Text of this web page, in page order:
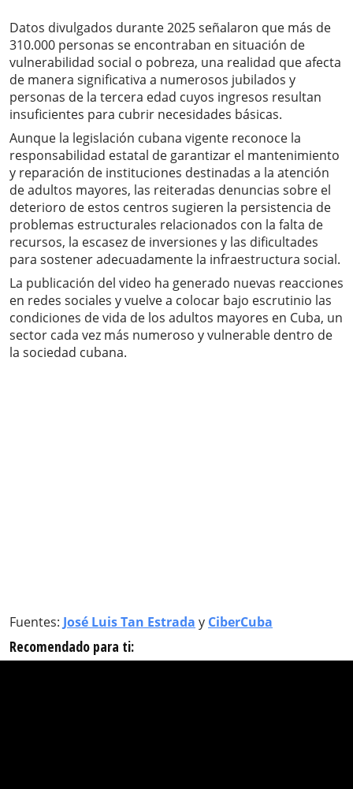
Datos divulgados durante 2025 señalaron que más de
310.000 personas se encontraban en situación de
vulnerabilidad social o pobreza, una realidad que afecta
de manera significativa a numerosos jubilados y
personas de la tercera edad cuyos ingresos resultan
insuficientes para cubrir necesidades básicas.
Aunque la legislación cubana vigente reconoce la
responsabilidad estatal de garantizar el mantenimiento
y reparación de instituciones destinadas a la atención
de adultos mayores, las reiteradas denuncias sobre el
deterioro de estos centros sugieren la persistencia de
problemas estructurales relacionados con la falta de
recursos, la escasez de inversiones y las dificultades
para sostener adecuadamente la infraestructura social.
La publicación del video ha generado nuevas reacciones
en redes sociales y vuelve a colocar bajo escrutinio las
condiciones de vida de los adultos mayores en Cuba, un
sector cada vez más numeroso y vulnerable dentro de
la sociedad cubana.
Fuentes: José Luis Tan Estrada y CiberCuba
Recomendado para ti: